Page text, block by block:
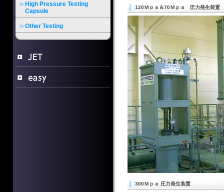
High Pressure Testing
Capsule
Other Testing
120Ｍｐａ＆70Ｍｐａ 圧力発生装置
300Ｍｐａ 圧力発生装置